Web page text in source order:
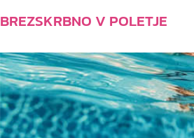
BREZSKRBNO V POLETJE